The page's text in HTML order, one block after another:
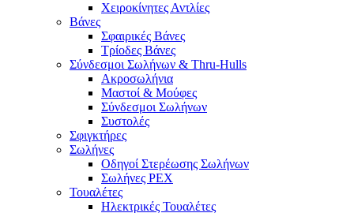
Χειροκίνητες Αντλίες
Βάνες
Σφαιρικές Βάνες
Τρίοδες Βάνες
Σύνδεσμοι Σωλήνων & Thru-Hulls
Ακροσωλήνια
Μαστοί & Μούφες
Σύνδεσμοι Σωλήνων
Συστολές
Σφιγκτήρες
Σωλήνες
Οδηγοί Στερέωσης Σωλήνων
Σωλήνες PEX
Τουαλέτες
Ηλεκτρικές Τουαλέτες